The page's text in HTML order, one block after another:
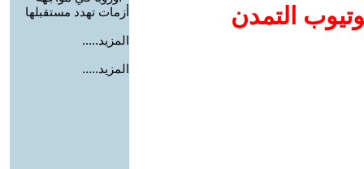
التمدن
أزمات تهدد مستقبلها
المزيد.....
المزيد.....